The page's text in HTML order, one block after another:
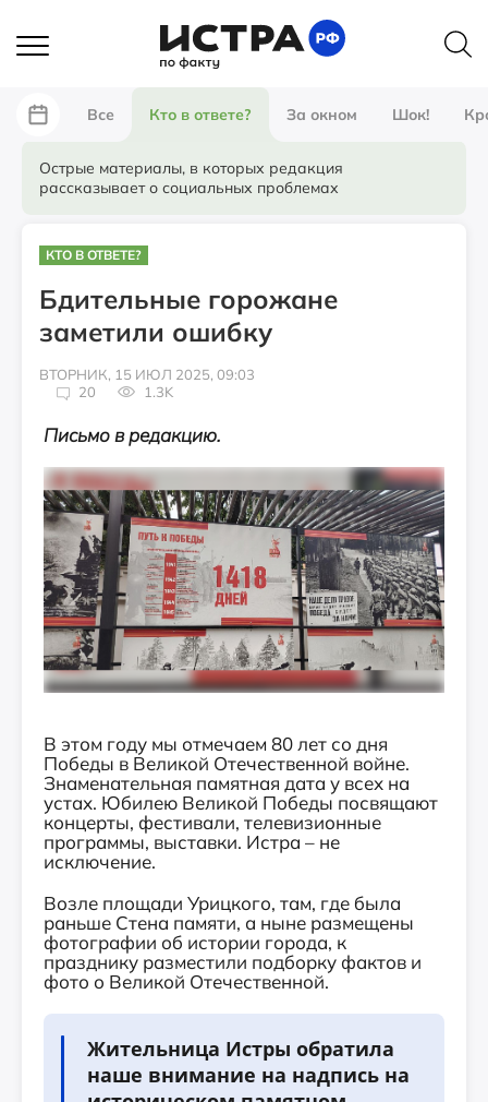
Все Кто в ответе? За окном Шок!
Острые материалы, в которых редакция
рассказывает о социальных проблемах
КТО В ОТВЕТЕ?
Бдительные горожане
заметили ошибку
ВТОРНИК, 15 ИЮЛ 2025, 09:03
20
1.3K
Письмо в редакцию.
В этом году мы отмечаем 80 лет со дня
Победы в Великой Отечественной войне.
Знаменательная памятная дата у всех на
устах. Юбилею Великой Победы посвящают
концерты, фестивали, телевизионные
программы, выставки. Истра – не
исключение.
Возле площади Урицкого, там, где была
раньше Стена памяти, а ныне размещены
фотографии об истории города, к
празднику разместили подборку фактов и
фото о Великой Отечественной.
Жительница Истры обратила
наше внимание на надпись на